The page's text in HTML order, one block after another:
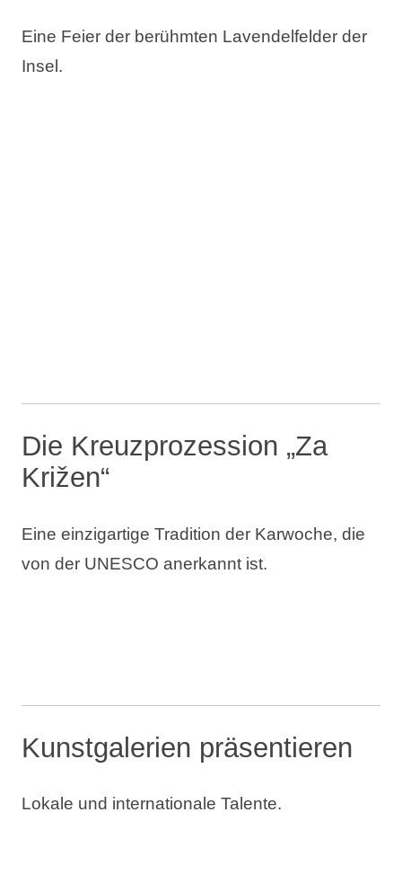
Eine Feier der berühmten Lavendelfelder der
Insel.
Die Kreuzprozession „Za
Križen“
Eine einzigartige Tradition der Karwoche, die
von der UNESCO anerkannt ist.
Kunstgalerien präsentieren
Lokale und internationale Talente.